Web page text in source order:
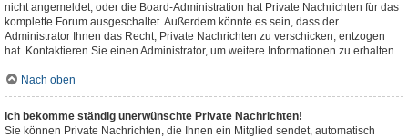
nicht angemeldet, oder die Board-Administration hat Private Nachrichten für das
komplette Forum ausgeschaltet. Außerdem könnte es sein, dass der
Administrator Ihnen das Recht, Private Nachrichten zu verschicken, entzogen
hat. Kontaktieren Sie einen Administrator, um weitere Informationen zu erhalten.
Nach oben
Ich bekomme ständig unerwünschte Private Nachrichten!
Sie können Private Nachrichten, die Ihnen ein Mitglied sendet, automatisch